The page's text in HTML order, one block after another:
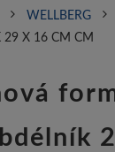
WELLBERG
29 X 16 CM CM